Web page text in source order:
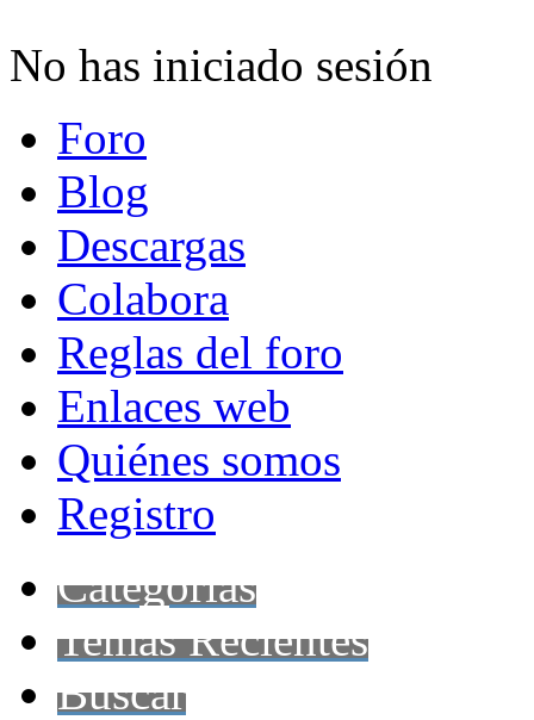
No has iniciado sesión
Foro
Blog
Descargas
Colabora
Reglas del foro
Enlaces web
Quiénes somos
Registro
Categorías
Temas Recientes
Buscar